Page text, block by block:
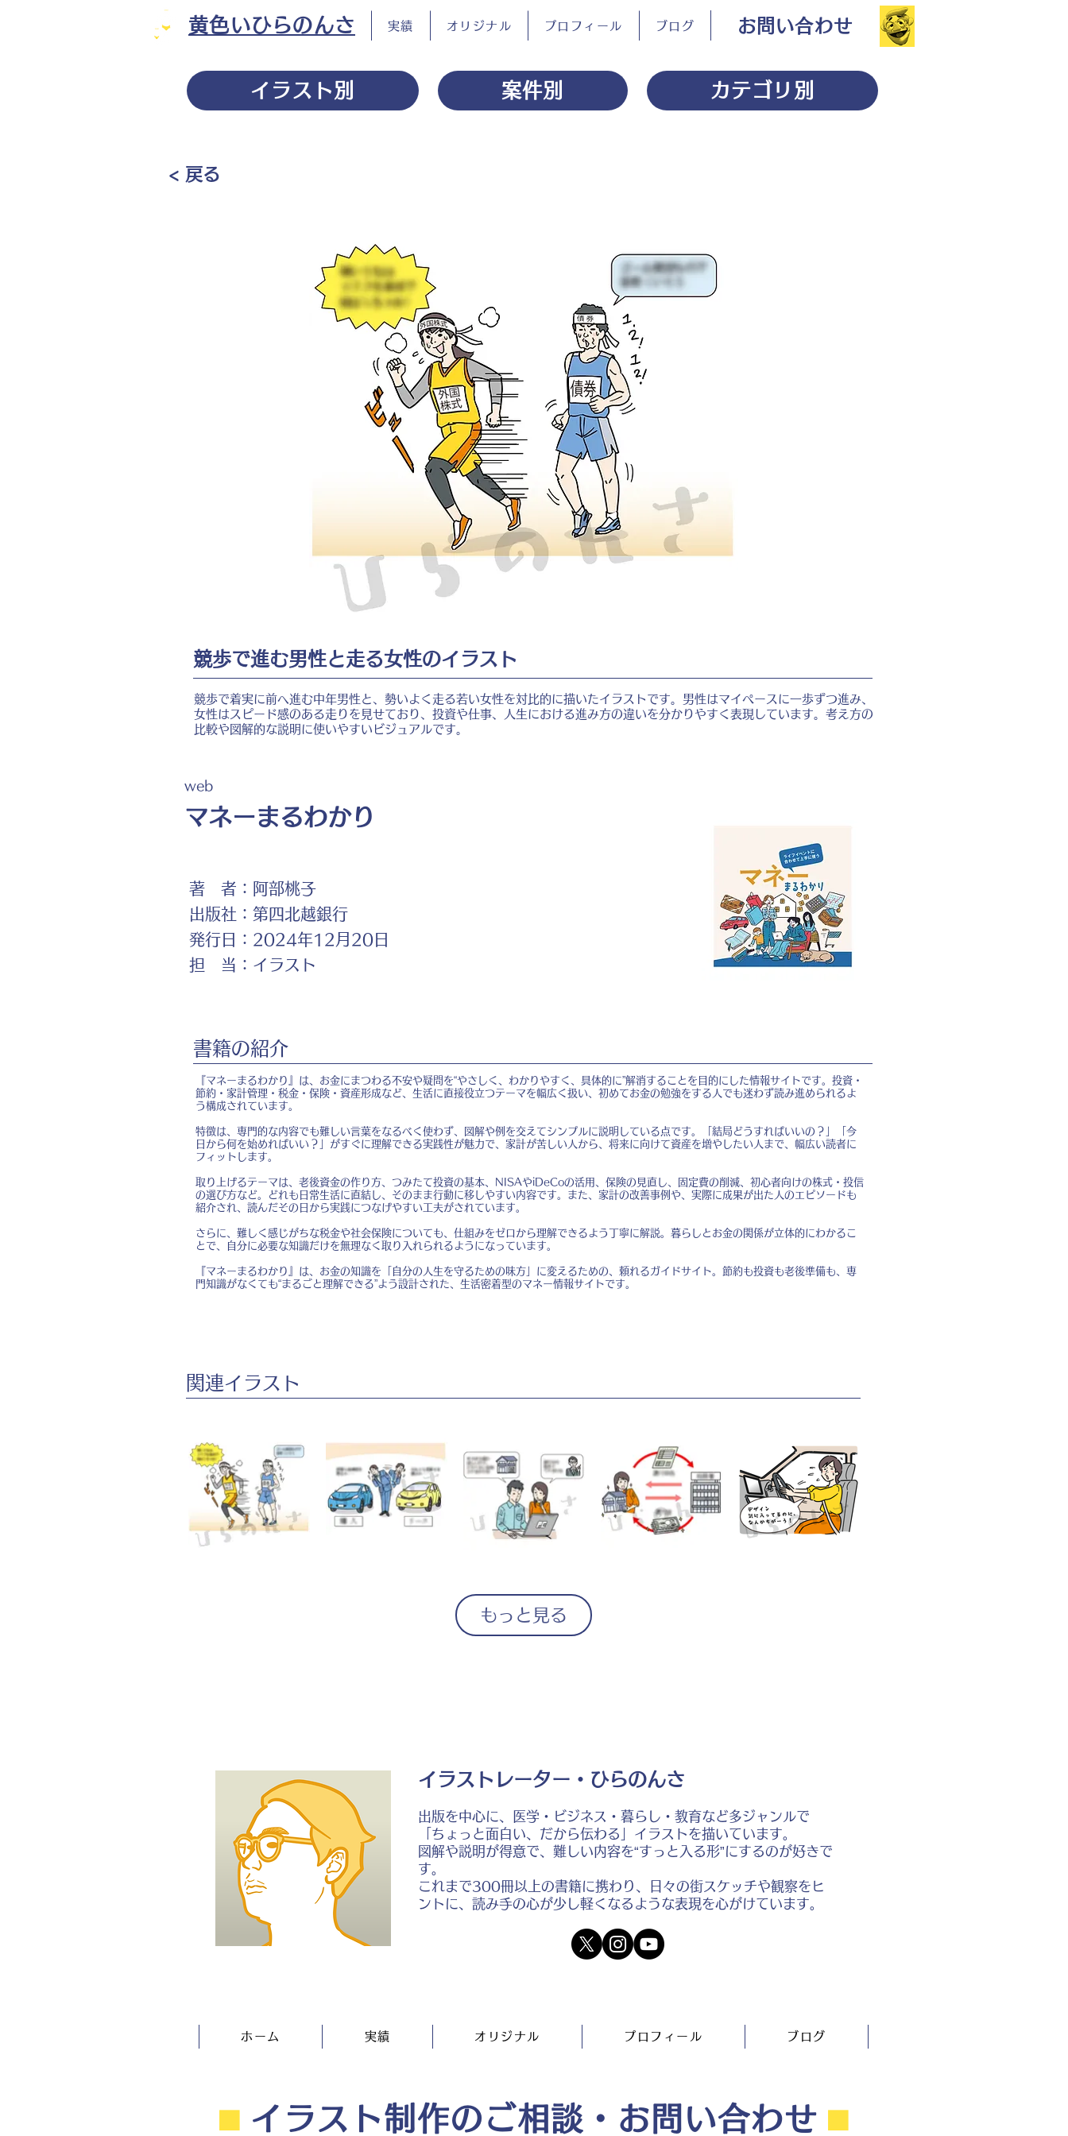
黄色いひらのんさ 実績 オリジナル プロフィール ブログ お問い合わせ
イラスト別 案件別 カテゴリ別
< 戻る
競歩で進む男性と走る女性のイラスト
競歩で着実に前へ進む中年男性と、勢いよく走る若い女性を対比的に描いたイラストです。男性はマイペースに一歩ずつ進み、
女性はスピード感のある走りを見せており、投資や仕事、人生における進み方の違いを分かりやすく表現しています。考え方の
比較や図解的な説明に使いやすいビジュアルです。
web
マネーまるわかり
著 者：
出版社：
発行日：
担 当：
阿部桃子
第四北越銀行
2024年12月20日
イラスト
書籍の紹介
『マネーまるわかり』は、お金にまつわる不安や疑問を“やさしく、わかりやすく、具体的に”解消することを目的にした情報サイトです。投資・
節約・家計管理・税金・保険・資産形成など、生活に直接役立つテーマを幅広く扱い、初めてお金の勉強をする人でも迷わず読み進められるよ
う構成されています。
特徴は、専門的な内容でも難しい言葉をなるべく使わず、図解や例を交えてシンプルに説明している点です。「結局どうすればいいの？」「今
日から何を始めればいい？」がすぐに理解できる実践性が魅力で、家計が苦しい人から、将来に向けて資産を増やしたい人まで、幅広い読者に
フィットします。
取り上げるテーマは、老後資金の作り方、つみたて投資の基本、NISAやiDeCoの活用、保険の見直し、固定費の削減、初心者向けの株式・投信
の選び方など。どれも日常生活に直結し、そのまま行動に移しやすい内容です。また、家計の改善事例や、実際に成果が出た人のエピソードも
紹介され、読んだその日から実践につなげやすい工夫がされています。
さらに、難しく感じがちな税金や社会保険についても、仕組みをゼロから理解できるよう丁寧に解説。暮らしとお金の関係が立体的にわかるこ
とで、自分に必要な知識だけを無理なく取り入れられるようになっています。
『マネーまるわかり』は、お金の知識を「自分の人生を守るための味方」に変えるための、頼れるガイドサイト。節約も投資も老後準備も、専
門知識がなくても“まるごと理解できる”よう設計された、生活密着型のマネー情報サイトです。
​関連イラスト
もっと見る
イラストレーター・ひらのんさ
出版を中心に、医学・ビジネス・暮らし・教育など多ジャンルで
「ちょっと面白い、だから伝わる」イラストを描いています。
図解や説明が得意で、難しい内容を“すっと入る形”にするのが好きで
す。
これまで300冊以上の書籍に携わり、日々の街スケッチや観察をヒ
ントに、読み手の心が少し軽くなるような表現を心がけています。
ホーム 実績 オリジナル プロフィール ブログ
⬛︎ イラスト制作のご相談・お問い合わせ ⬛︎